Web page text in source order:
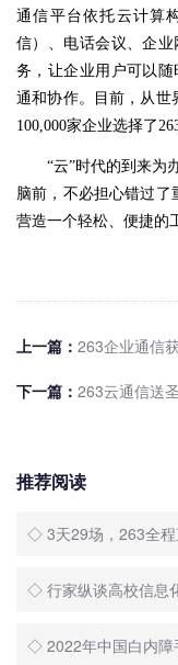
通信平台依托云计算
信）、电话会议、企
务，让企业用户可以
通和协作。目前，从世
100,000家企业选择了263
“云”时代的到来为办
脑前，不必担心错过了
营造一个轻松、便捷的
上一篇： 263企业通信
下一篇： 263云通信送
推荐阅读
◇ 3天29场，263全程
◇ 行家纵谈高校信息
◇ 2022年中国白内障